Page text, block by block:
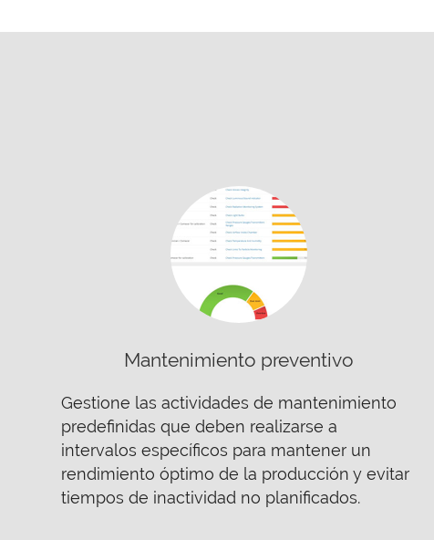
Mantenimiento preventivo
Gestione las actividades de mantenimiento
predefinidas que deben realizarse a
intervalos específicos para mantener un
rendimiento óptimo de la producción y evitar
tiempos de inactividad no planificados.